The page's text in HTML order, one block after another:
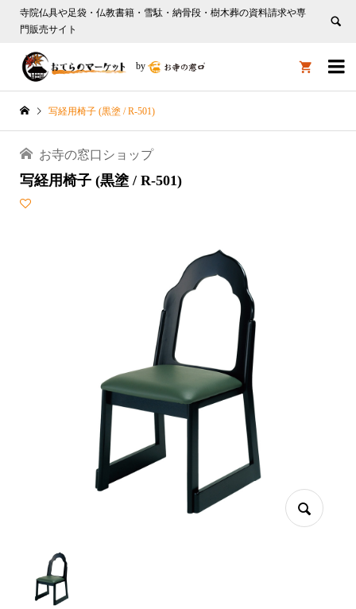
寺院仏具や足袋・仏教書籍・雪駄・納骨段・樹木葬の資料請求や専
門販売サイト

by 
写経用椅子 (黒塗 / R-501)
お寺の窓口ショップ
写経用椅子 (黒塗 / R-501)